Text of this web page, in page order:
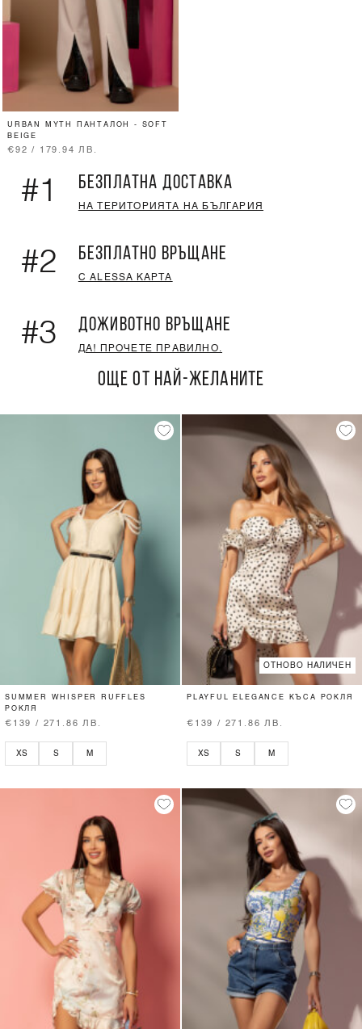
URBAN MYTH ПАНТАЛОН - SOFT
BEIGE
€92 / 179.94 ЛВ.
#1 БЕЗПЛАТНА ДОСТАВКА
НА ТЕРИТОРИЯТА НА БЪЛГАРИЯ
#2 БЕЗПЛАТНО ВРЪЩАНЕ
С ALESSA КАРТА
#3 ДОЖИВОТНО ВРЪЩАНЕ
ДА! ПРОЧЕТЕ ПРАВИЛНО.
ОЩЕ ОТ НАЙ-ЖЕЛАНИТЕ
SUMMER WHISPER RUFFLES
РОКЛЯ
€139 / 271.86 ЛВ.
XS S M
ОТНОВО НАЛИЧЕН
PLAYFUL ELEGANCE КЪСА РОКЛЯ
€139 / 271.86 ЛВ.
XS S M